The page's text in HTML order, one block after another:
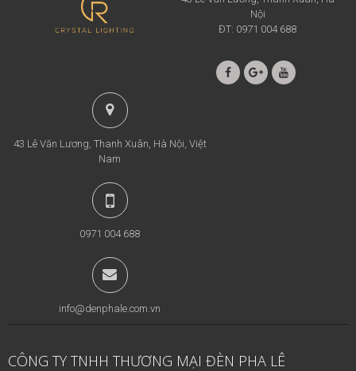
Nội
ĐT: 0971 004 688
43 Lê Văn Lương, Thanh Xuân, Hà Nội, Việt
Nam
0971 004 688
info@denphale.com.vn
CÔNG TY TNHH THƯƠNG MẠI ĐÈN PHA LÊ